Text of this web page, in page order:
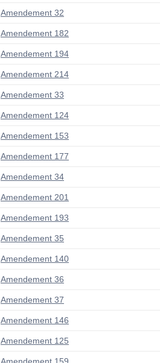
Amendement 32
Amendement 182
Amendement 194
Amendement 214
Amendement 33
Amendement 124
Amendement 153
Amendement 177
Amendement 34
Amendement 201
Amendement 193
Amendement 35
Amendement 140
Amendement 36
Amendement 37
Amendement 146
Amendement 125